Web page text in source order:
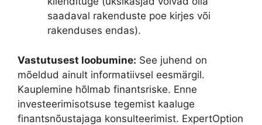
saadaval rakenduste poe kirjes või
rakenduses endas).
Vastutusest loobumine: See juhend on
mõeldud ainult informatiivsel eesmärgil.
Kauplemine hõlmab finantsriske. Enne
investeerimisotsuse tegemist kaaluge
finantsnõustajaga konsulteerimist. ExpertOption